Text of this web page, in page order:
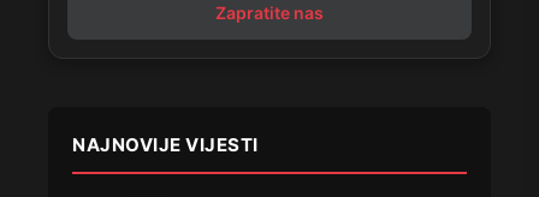
Zapratite nas
NAJNOVIJE VIJESTI